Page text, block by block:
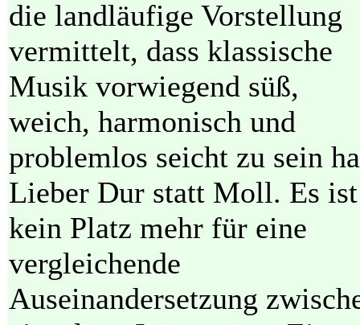
die landläufige Vorstellung
vermittelt, dass klassische
Musik vorwiegend süß,
weich, harmonisch und
problemlos seicht zu sein
Lieber Dur statt Moll. Es ist
kein Platz mehr für eine
vergleichende
Auseinandersetzung